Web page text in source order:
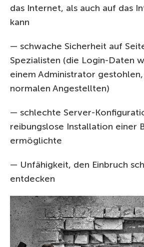
das Internet, als auch auf das
kann
— schwache Sicherheit auf
Spezialisten (die Login-Daten
einem Administrator
normalen Angestellten)
— schlechte Server-
reibungslose Installation einer
ermöglichte
— Unfähigkeit, den Einbruch
entdecken